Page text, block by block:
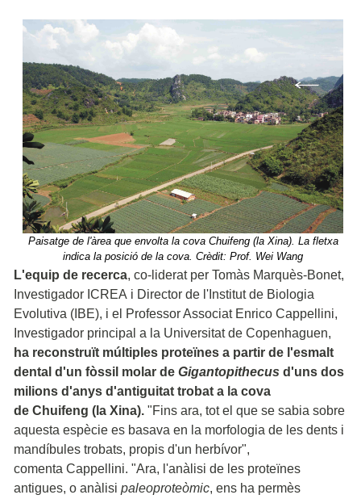
Paisatge de l'àrea que envolta la cova Chuifeng (la Xina). La fletxa
indica la posició de la cova. Crèdit: Prof. Wei Wang
L'equip de recerca, co-liderat per Tomàs Marquès-Bonet,
Investigador ICREA i Director de l'Institut de Biologia
Evolutiva (IBE), i el Professor Associat Enrico Cappellini,
Investigador principal a la Universitat de Copenhaguen,
ha reconstruït múltiples proteïnes a partir de l'esmalt
dental d'un fòssil molar de Gigantopithecus d'uns dos
milions d'anys d'antiguitat trobat a la cova
de Chuifeng (la Xina). "Fins ara, tot el que se sabia sobre
aquesta espècie es basava en la morfologia de les dents i
mandíbules trobats, propis d'un herbívor",
comenta Cappellini. "Ara, l'anàlisi de les proteïnes
antigues, o anàlisi paleoproteòmic, ens ha permès